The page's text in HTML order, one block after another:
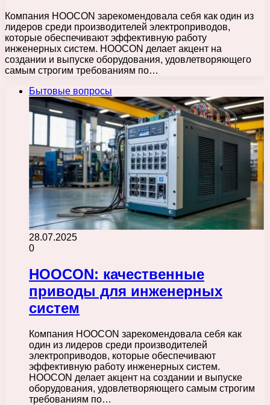
Компания HOOCON зарекомендовала себя как один из
лидеров среди производителей электроприводов,
которые обеспечивают эффективную работу
инженерных систем. HOOCON делает акцент на
создании и выпуске оборудования, удовлетворяющего
самым строгим требованиям по…
Бытовые вопросы
28.07.2025
0
HOOCON: качественные
приводы для инженерных
систем
Компания HOOCON зарекомендовала себя как
один из лидеров среди производителей
электроприводов, которые обеспечивают
эффективную работу инженерных систем.
HOOCON делает акцент на создании и выпуске
оборудования, удовлетворяющего самым строгим
требованиям по…